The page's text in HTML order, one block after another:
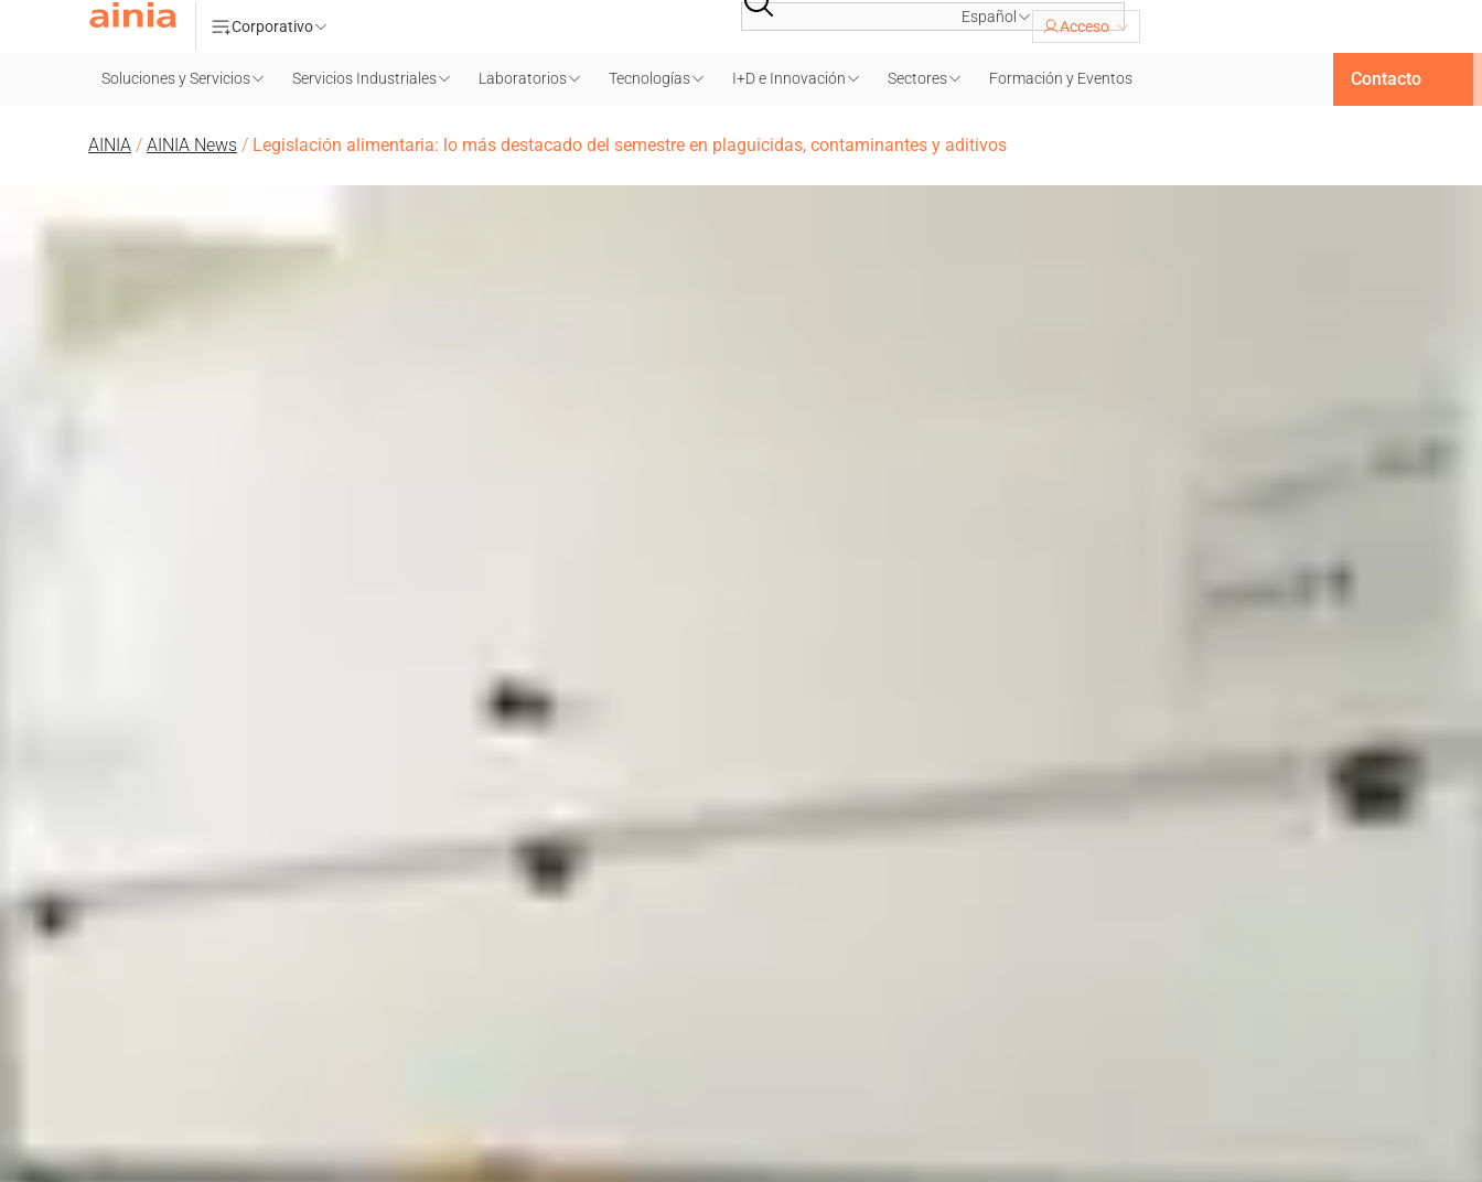
Corporativo
Español
Acceso
Soluciones y Servicios Servicios Industriales Laboratorios Tecnologías I+D e Innovación Sectores Formación y Eventos Contacto
AINIA / AINIA News / Legislación alimentaria: lo más destacado del semestre en plaguicidas, contaminantes y aditivos